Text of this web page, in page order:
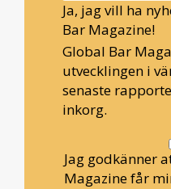
Ja, jag vill ha
Bar Magazine!
Global Bar
utvecklingen i
senaste
inkorg.
Jag godkänner
Magazine får